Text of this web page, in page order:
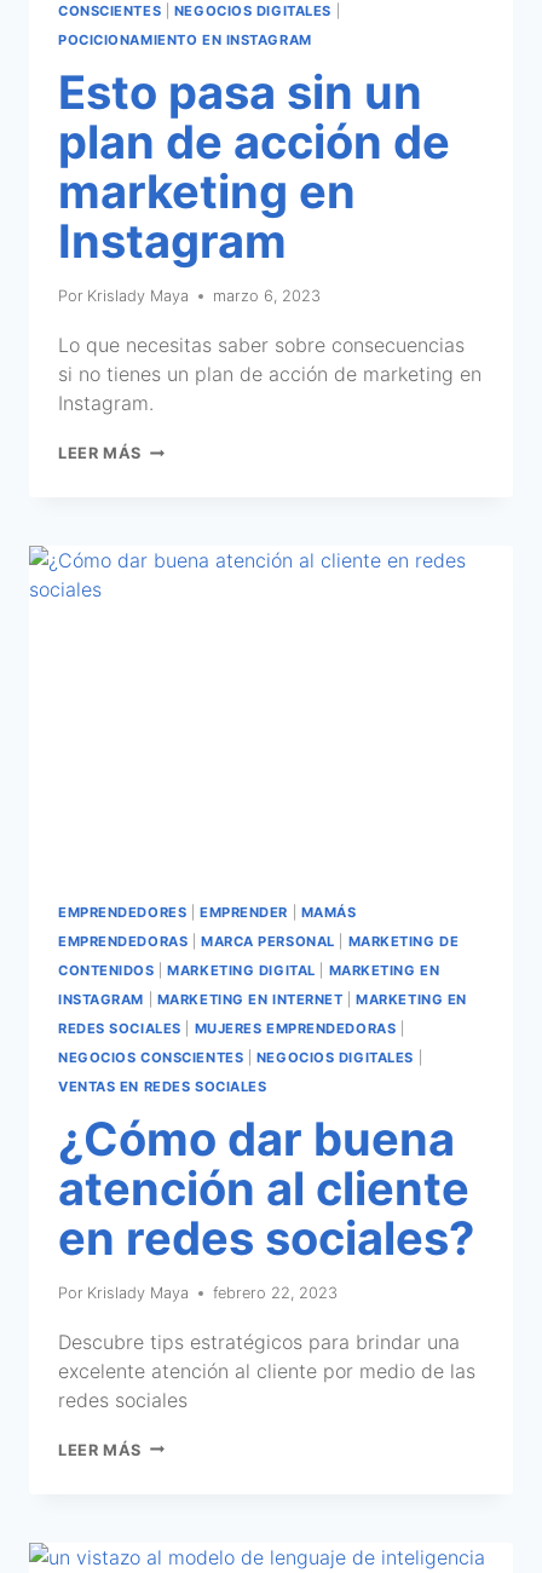
CONSCIENTES
NEGOCIOS DIGITALES
POCICIONAMIENTO EN INSTAGRAM
Esto pasa sin un
plan de acción de
marketing en
Instagram
Por Krislady Maya marzo 6, 2023
Lo que necesitas saber sobre consecuencias
si no tienes un plan de acción de marketing en
Instagram.
LEER MÁS
EMPRENDEDORES EMPRENDER
MAMÁS
EMPRENDEDORAS
MARCA PERSONAL
MARKETING DE
CONTENIDOS |MARKETING DIGITAL
MARKETING EN
INSTAGRAM
MARKETING EN INTERNET |MARKETING EN
REDES SOCIALES
MUJERES EMPRENDEDORAS
NEGOCIOS CONSCIENTES
NEGOCIOS DIGITALES
VENTAS EN REDES SOCIALES
¿Cómo dar buena
atención al cliente
en redes sociales?
Por Krislady Maya febrero 22, 2023
Descubre tips estratégicos para brindar una
excelente atención al cliente por medio de las
redes sociales
LEER MÁS